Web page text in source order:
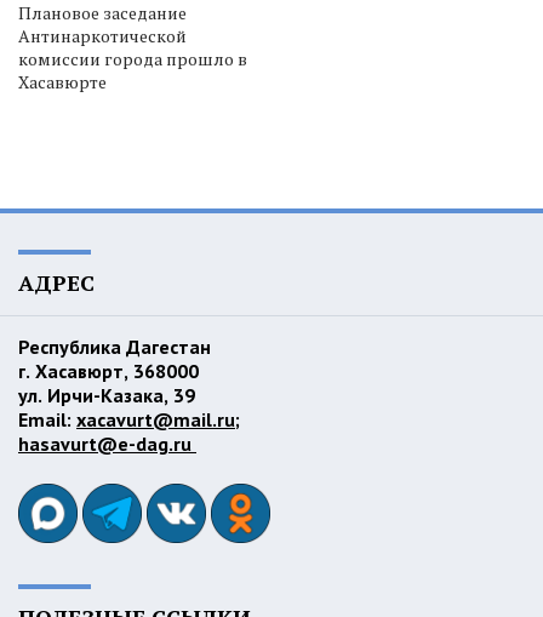
Плановое заседание
Антинаркотической
комиссии города прошло в
Хасавюрте
АДРЕС
Республика Дагестан
г. Хасавюрт, 368000
ул. Ирчи-Казака, 39
Email: xacavurt@mail.ru;
hasavurt@e-dag.ru